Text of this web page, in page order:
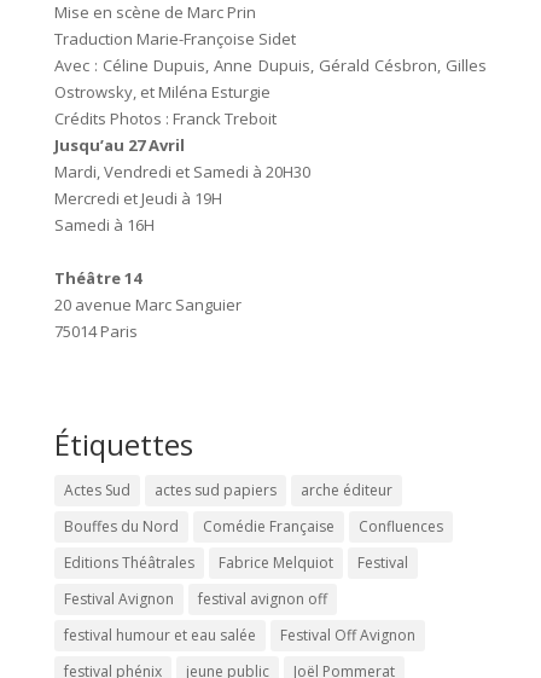
Mise en scène de Marc Prin
Traduction Marie-Françoise Sidet
Avec : Céline Dupuis, Anne Dupuis, Gérald Césbron, Gilles
Ostrowsky, et Miléna Esturgie
Crédits Photos : Franck Treboit
Jusqu’au 27 Avril
Mardi, Vendredi et Samedi à 20H30
Mercredi et Jeudi à 19H
Samedi à 16H
Théâtre 14
20 avenue Marc Sanguier
75014 Paris
Étiquettes
Actes Sud actes sud papiers
arche éditeur
Bouffes du Nord
Comédie Française
Confluences
Editions Théâtrales
Fabrice Melquiot
Festival
Festival Avignon
festival avignon off
festival humour et eau salée
Festival Off Avignon
festival phénix
jeune public Joël Pommerat